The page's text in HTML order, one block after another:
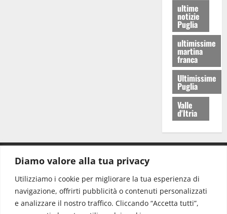
Diamo valore alla tua privacy
Utilizziamo i cookie per migliorare la tua esperienza di
navigazione, offrirti pubblicità o contenuti personalizzati
e analizzare il nostro traffico. Cliccando “Accetta tutti”,
ultime
notizie
Puglia
ultimissime
martina
franca
Ultimissime
Puglia
Valle
d'Itria
Redazione: redazione@www.martinasera.it
Direttore:direttore@www.martinasera.it